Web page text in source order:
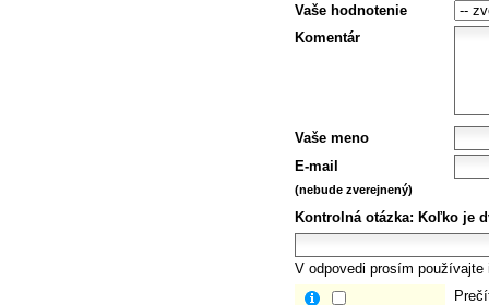
Vaše hodnotenie
Komentár
Vaše meno
E-mail
(nebude zverejnený)
Kontrolná otázka: Koľko je
V odpovedi prosím